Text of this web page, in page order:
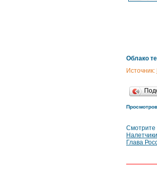
Облако
Источник:
Смотрите
Глава